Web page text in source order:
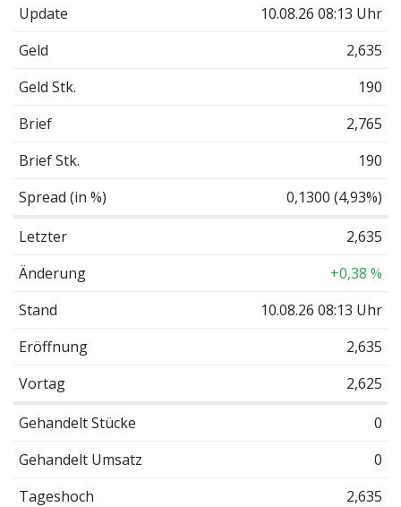
Update
10.08.26 08:13 Uhr
Geld
2,635
Geld Stk.
190
Brief
2,765
Brief Stk.
190
Spread (in %)
0,1300 (4,93%)
Letzter
2,635
Änderung
+0,38 %
Stand
10.08.26 08:13 Uhr
Eröffnung
2,635
Vortag
2,625
Gehandelt Stücke
0
Gehandelt Umsatz
0
Tageshoch
2,635